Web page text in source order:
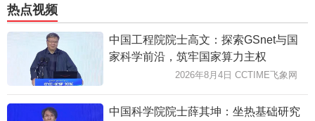
热点视频
中国工程院院士高文：探索GSnet与国
家科学前沿，筑牢国家算力主权
2026年8月4日 CCTIME飞象网
中国科学院院士薛其坤：坐热基础研究